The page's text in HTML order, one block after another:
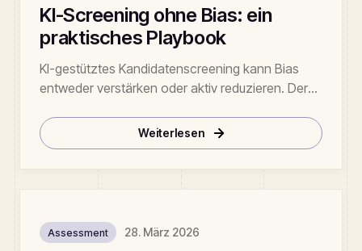
KI-Screening ohne Bias: ein
praktisches Playbook
KI-gestütztes Kandidatenscreening kann Bias
entweder verstärken oder aktiv reduzieren. Der
mit dem unsere Kunden EEOC-konformes KI-
Screening ausliefern.
Weiterlesen
Assessment 28. März 2026